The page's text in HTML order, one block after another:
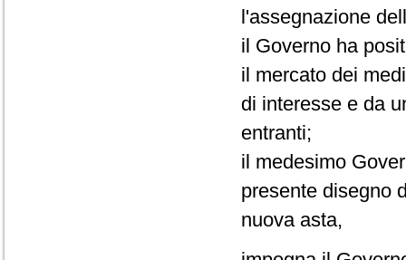
l'assegnazione
il Governo ha
il mercato dei
di interesse e da
entranti;
il medesimo
presente disegno
nuova asta,